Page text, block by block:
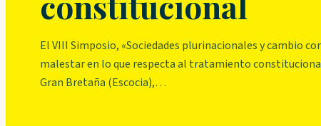
El VIII Simposio, «Sociedades plurinacionales y cambio
malestar en lo que respecta al tratamiento
Gran Bretaña (Escocia),…